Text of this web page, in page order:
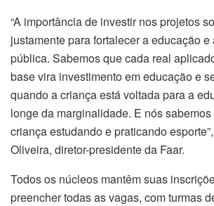
“A importância de investir nos projetos
justamente para fortalecer a educação
pública. Sabemos que cada real
base vira investimento em educação e
quando a criança está voltada para a
longe da marginalidade. E nós
criança estudando e praticando
Oliveira, diretor-presidente da Faar.
Todos os núcleos mantêm suas
preencher todas as vagas, com turmas